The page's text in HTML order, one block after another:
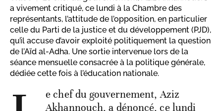
a vivement critiqué, ce lundi à la Chambre des
représentants, l’attitude de l’opposition, en particulier
celle du Parti de la justice et du développement (PJD),
qu’il accuse d’avoir exploité politiquement la question
de l’Aïd al-Adha. Une sortie intervenue lors de la
séance mensuelle consacrée à la politique générale,
dédiée cette fois à l’éducation nationale.
e chef du gouvernement, Aziz
Akhannouch, a dénoncé, ce lundi